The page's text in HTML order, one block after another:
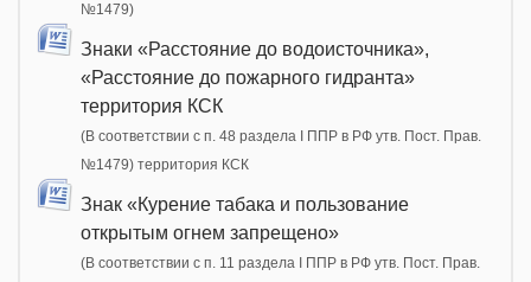
№1479)
Знаки «Расстояние до водоисточника»,
«Расстояние до пожарного гидранта»
территория КСК
(В соответствии с п. 48 раздела I ППР в РФ утв. Пост. Прав.
№1479) территория КСК
Знак «Курение табака и пользование
открытым огнем запрещено»
(В соответствии с п. 11 раздела I ППР в РФ утв. Пост. Прав.